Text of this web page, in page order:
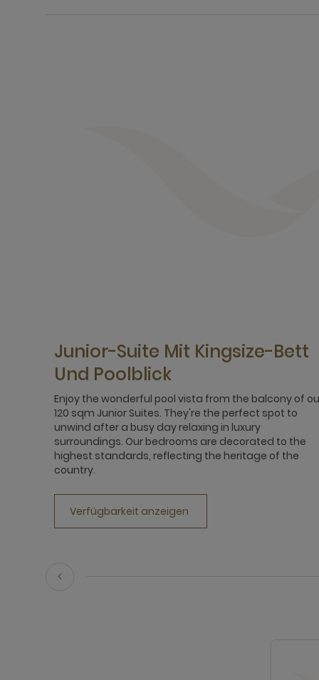
Junior-Suite Mit Kingsize-Bett
Und Poolblick
Enjoy the wonderful pool vista from the balcony of
120 sqm Junior Suites. They're the perfect spot to
unwind after a busy day relaxing in luxury
surroundings. Our bedrooms are decorated to the
highest standards, reflecting the heritage of the
country.
Verfügbarkeit anzeigen